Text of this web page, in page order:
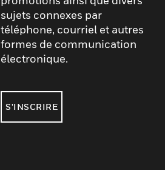
sujets connexes par
téléphone, courriel et autres
formes de communication
électronique.
S'INSCRIRE